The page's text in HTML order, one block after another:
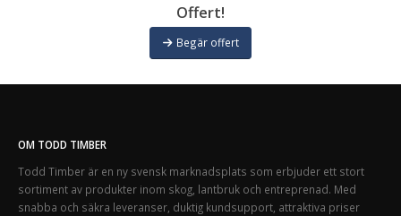
Offert!
Begär offert
OM TODD TIMBER
Todd Timber är en ny svensk marknadsplats som erbjuder ett stort
sortiment av produkter inom skog, lantbruk och entreprenad. Med
snabba och säkra leveranser, duktig kundsupport, attraktiva priser